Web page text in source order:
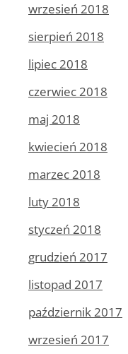
wrzesień 2018
sierpień 2018
lipiec 2018
czerwiec 2018
maj 2018
kwiecień 2018
marzec 2018
luty 2018
styczeń 2018
grudzień 2017
listopad 2017
październik 2017
wrzesień 2017